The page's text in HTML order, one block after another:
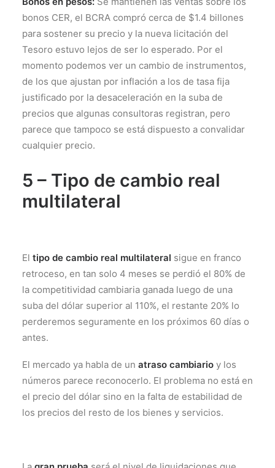
bonos CER, el BCRA compró cerca de $1.4 billones
para sostener su precio y la nueva licitación del
Tesoro estuvo lejos de ser lo esperado. Por el
momento podemos ver un cambio de instrumentos,
de los que ajustan por inflación a los de tasa fija
justificado por la desaceleración en la suba de
precios que algunas consultoras registran, pero
parece que tampoco se está dispuesto a convalidar
cualquier precio.
5 – Tipo de cambio real
multilateral
El tipo de cambio real multilateral sigue en franco
retroceso, en tan solo 4 meses se perdió el 80% de
la competitividad cambiaria ganada luego de una
suba del dólar superior al 110%, el restante 20% lo
perderemos seguramente en los próximos 60 días o
antes.
El mercado ya habla de un atraso cambiario y los
números parece reconocerlo. El problema no está en
el precio del dólar sino en la falta de estabilidad de
los precios del resto de los bienes y servicios.